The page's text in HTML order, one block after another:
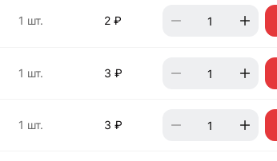
1 шт. 2 ₽
1 шт. 3 ₽
1 шт. 3 ₽